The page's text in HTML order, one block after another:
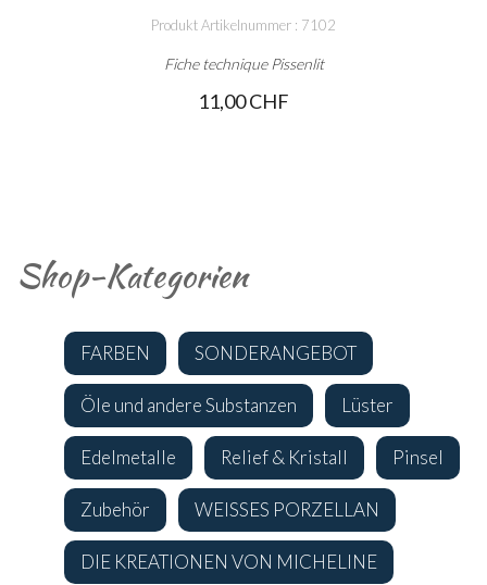
Produkt Artikelnummer : 7102
Fiche technique Pissenlit
11,00 CHF
Shop-Kategorien
FARBEN SONDERANGEBOT
Öle und andere Substanzen Lüster
Edelmetalle Relief & Kristall Pinsel
Zubehör WEISSES PORZELLAN
DIE KREATIONEN VON MICHELINE